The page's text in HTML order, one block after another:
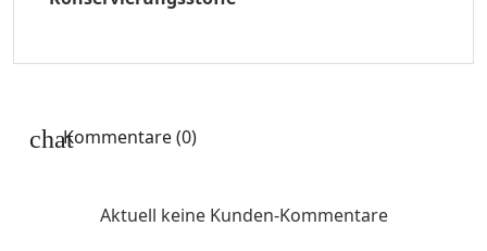
Kommentare (0)
Aktuell keine Kunden-Kommentare